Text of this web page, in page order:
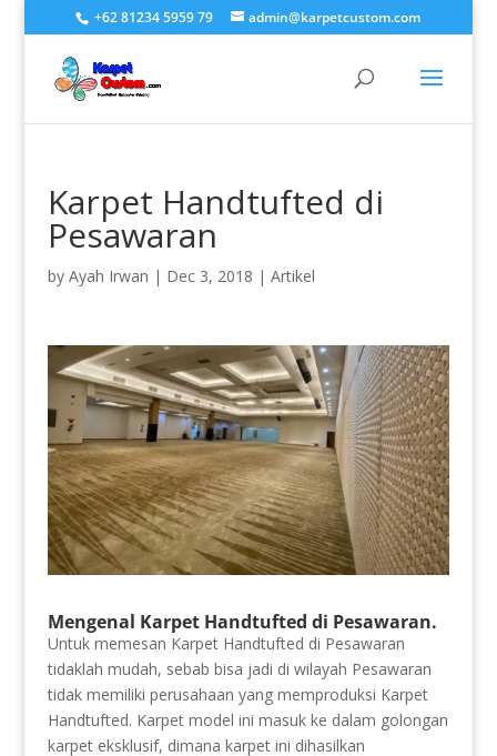
+62 81234 5959 79 admin@karpetcustom.com
Karpet Handtufted di
Pesawaran
by Ayah Irwan | Dec 3, 2018 | Artikel
Mengenal Karpet Handtufted di Pesawaran.
Untuk memesan Karpet Handtufted di Pesawaran
tidaklah mudah, sebab bisa jadi di wilayah Pesawaran
tidak memiliki perusahaan yang memproduksi Karpet
Handtufted. Karpet model ini masuk ke dalam golongan
karpet eksklusif, dimana karpet ini dihasilkan